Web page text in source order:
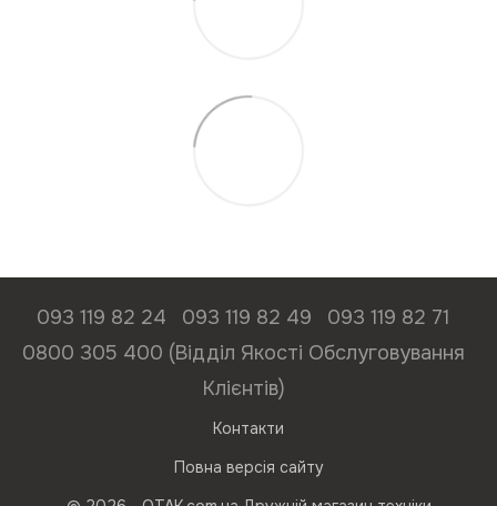
093 119 82 24 093 119 82 49
093 119 82 71
0800 305 400 (Відділ Якості Обслуговування
Клієнтів)
Контакти
Повна версія сайту